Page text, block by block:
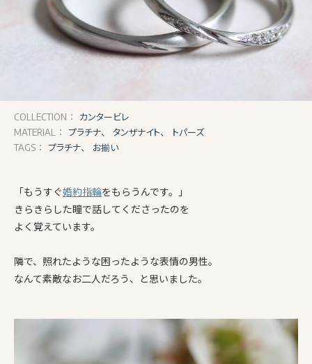
COLLECTION： カンタービレ
MATERIAL： プラチナ、 タンザナイト、 トパーズ
TAGS： プラチナ、 お揃い
「もうすぐ婚約指輪をもらうんです。」
きらきらした瞳で話してくださったのを
よく覚えています。
隣で、照れたような困ったような表情の男性。
なんて素敵なお二人だろう、と思いました。